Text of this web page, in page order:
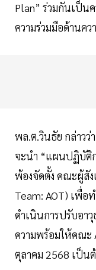
Plan” ร่วมกันเป็น
ความร่วมมือด้านคว
พล.ต.วินธัย กล่าวว่
จะนำ “แผนปฏิบัติ
พ้องจัดตั้ง คณะผู้สัง
Team: AOT) เพื่อ
ดำเนินการปรับอา
ความพร้อมให้คณะ
ตุลาคม 2568 เป็น